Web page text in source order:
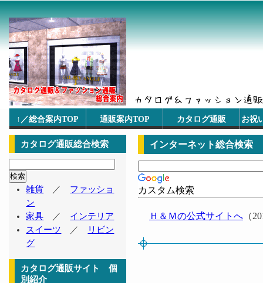
↑／総合案内TOP 通販案内TOP カタログ通販 お祝
インターネット総合検索
カスタム検索
Ｈ＆Ｍの公式サイトへ （
カタログ通販総合検索
雑貨 ／ ファッショ
ン
家具 ／ インテリア
スイーツ ／
リビン
グ
カタログ通販サイト 個
別紹介